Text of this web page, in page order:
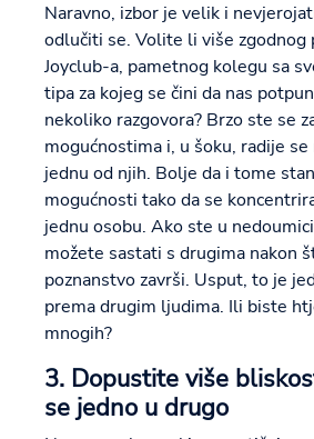
Naravno, izbor je velik i
odlučiti se. Volite li više zgodnog
Joyclub-a, pametnog kolegu sa
tipa za kojeg se čini da nas
nekoliko razgovora? Brzo ste se
mogućnostima i, u šoku, radije
jednu od njih. Bolje da i tome
mogućnosti tako da se
jednu osobu. Ako ste u
možete sastati s drugima nakon
poznanstvo završi. Usput, to je
prema drugim ljudima. Ili biste
mnogih?
3. Dopustite više
se jedno u drugo